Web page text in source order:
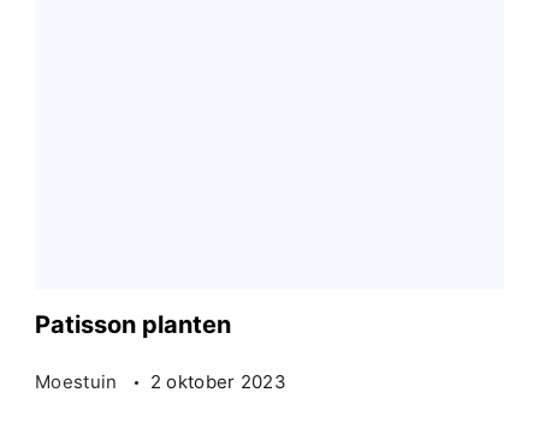
Patisson planten
Moestuin 2 oktober 2023